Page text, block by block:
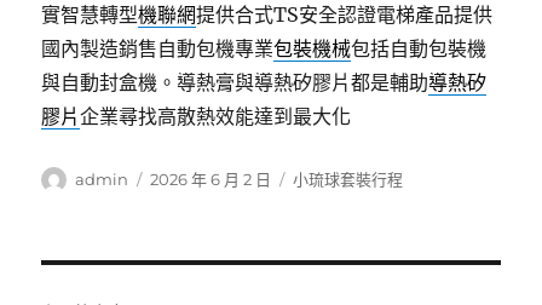
實智慧轉型機聯網提供合式TS安全認證電梯產品提供
國內製造銷售自動包機專業包裝機械包括自動包裝機
與自動封盒機。導熱膏與導熱矽膠片都是輔助導熱矽
膠片企業尋找高散熱效能達到最大化
作
admin
發
2026 年 6 月 2 日
分
小琉球套裝行程